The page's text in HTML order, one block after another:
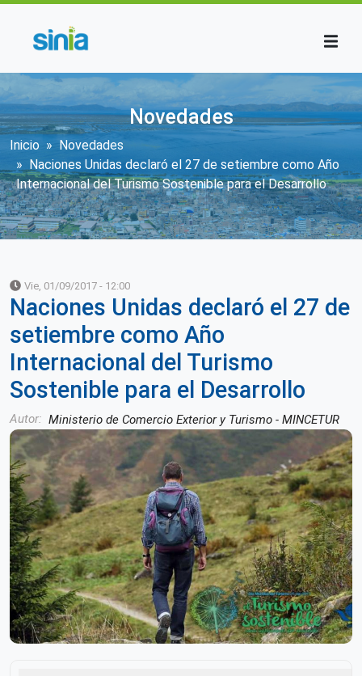
Novedades
Sobrescribir enlaces de ayuda a la
Inicio
Novedades
Naciones Unidas declaró el 27 de setiembre como Año
Internacional del Turismo Sostenible para el Desarrollo
Vie, 01/09/2017 - 12:00
Naciones Unidas declaró el 27 de
setiembre como Año
Internacional del Turismo
Sostenible para el Desarrollo
Autor Ministerio de Comercio Exterior y Turismo - MINCETUR